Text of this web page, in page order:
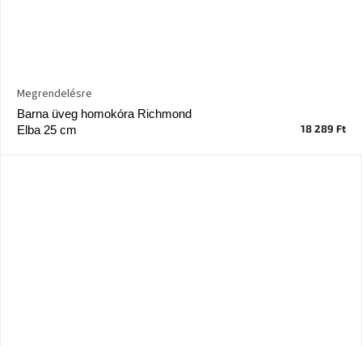
Barna üveg homokóra Richmond
Elba 25 cm
Megrendelésre
18 289 Ft